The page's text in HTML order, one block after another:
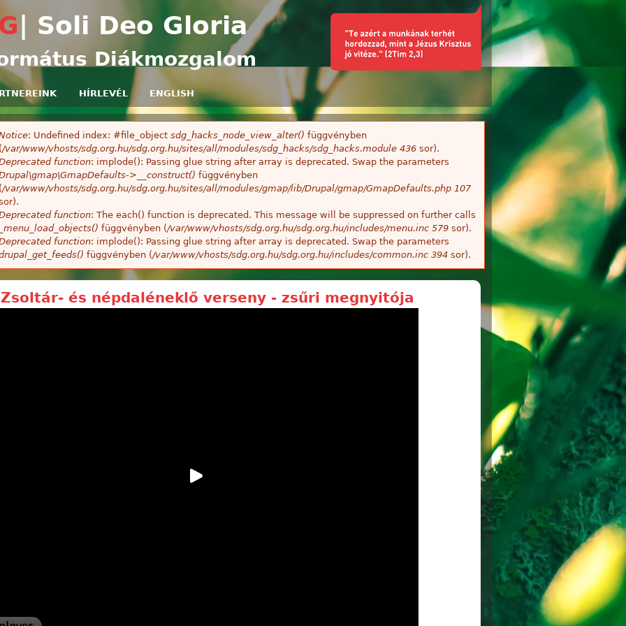
| Soli Deo Gloria
Diákmozgalom
HÍRLEVÉL ENGLISH
: Undefined index: #file_object sdg_hacks_node_view_alter() függvényben
(/var/www/vhosts/sdg.org.hu/sdg.org.hu/sites/all/modules/sdg_hacks/sdg_hacks.module 436 sor).
function: implode(): Passing glue string after array is deprecated. Swap the parameters
>__construct() függvényben
(/var/www/vhosts/sdg.org.hu/sdg.org.hu/sites/all/modules/gmap/lib/Drupal/gmap/GmapDefaults.php 107
function: The each() function is deprecated. This message will be suppressed on further calls
_menu_load_objects() függvényben (/var/www/vhosts/sdg.org.hu/sdg.org.hu/includes/menu.inc 579 sor).
function: implode(): Passing glue string after array is deprecated. Swap the parameters
függvényben (/var/www/vhosts/sdg.org.hu/sdg.org.hu/includes/common.inc 394 sor).
Zsoltár- és népdaléneklő verseny - zsűri megnyitója